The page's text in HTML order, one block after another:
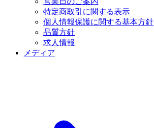
特定商取引に関する表示
個人情報保護に関する基本方針
品質方針
求人情報
メディア